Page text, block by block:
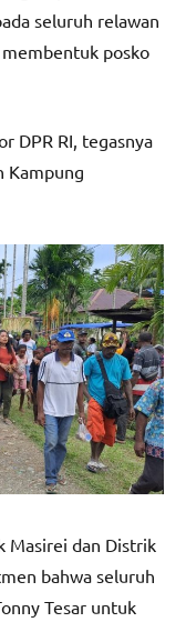
seluruh relawan
posko
DPR RI, tegasnya
Kampung
Masirei dan Distrik
bahwa seluruh
Tesar untuk